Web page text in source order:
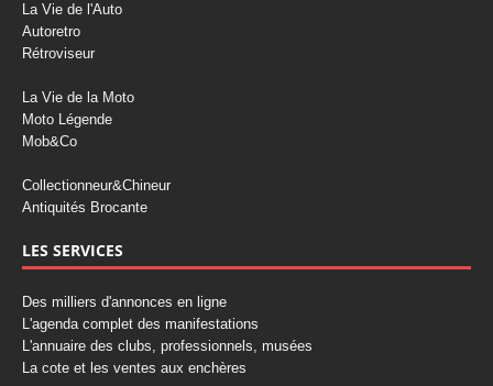
La Vie de l'Auto
Autoretro
Rétroviseur
La Vie de la Moto
Moto Légende
Mob&Co
Collectionneur&Chineur
Antiquités Brocante
LES SERVICES
Des milliers d'annonces en ligne
L'agenda complet des manifestations
L'annuaire des clubs, professionnels, musées
La cote et les ventes aux enchères